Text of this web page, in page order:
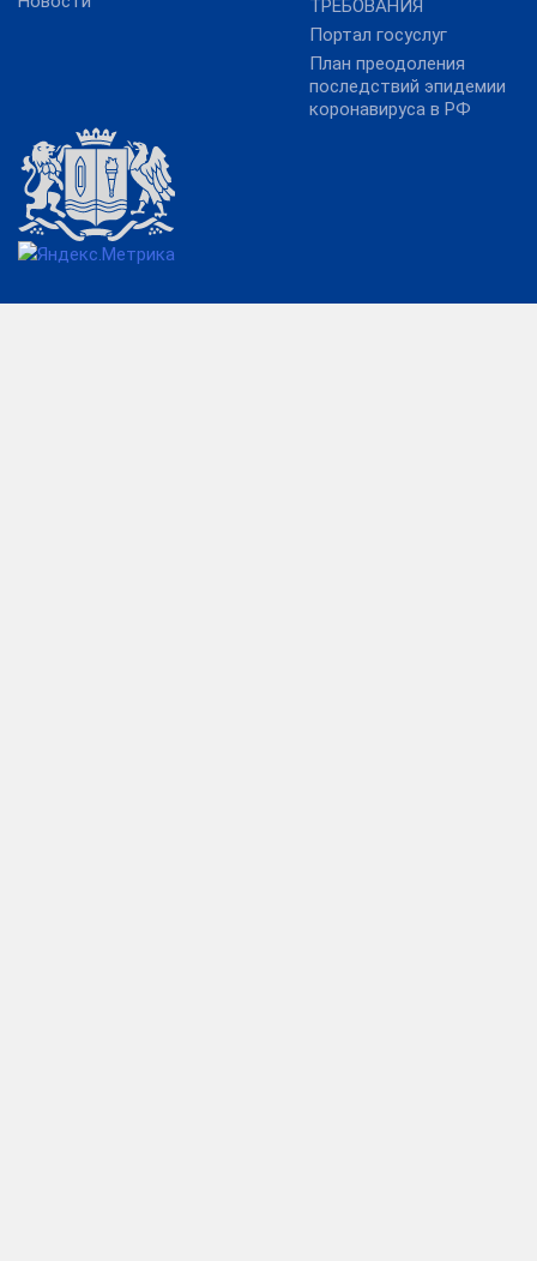
ТРЕБОВАНИЯ
Портал госуслуг
План преодоления
последствий эпидемии
коронавируса в РФ